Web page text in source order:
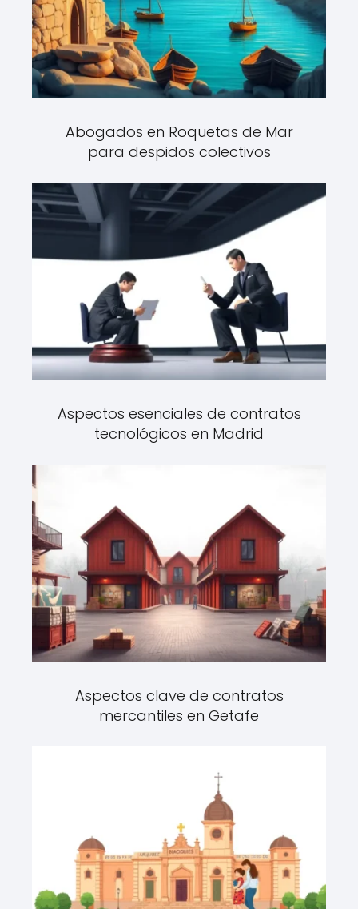
Abogados en Roquetas de Mar
para despidos colectivos
Aspectos esenciales de contratos
tecnológicos en Madrid
Aspectos clave de contratos
mercantiles en Getafe